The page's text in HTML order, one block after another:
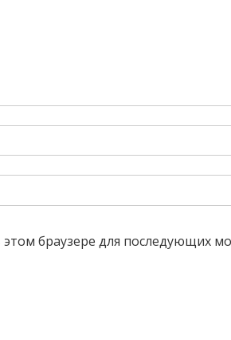
браузере для последующих